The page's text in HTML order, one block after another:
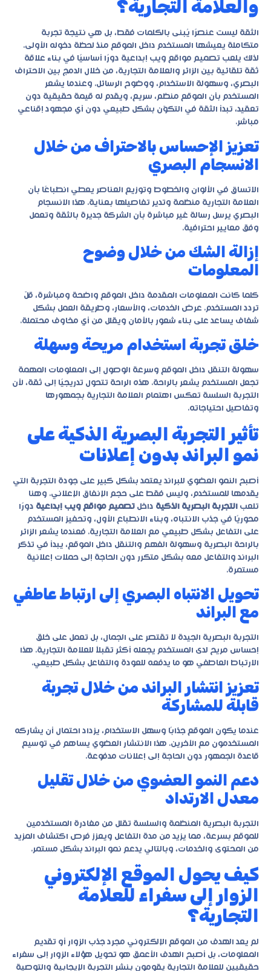
والعلامة التجارية؟
الثقة ليست عنصرًا يُبنى بالكلمات فقط، بل هي نتيجة تجربة
متكاملة يعيشها المستخدم داخل الموقع منذ لحظة دخوله الأولى.
لذلك يلعب تصميم مواقع ويب إبداعية دورًا أساسيًا في بناء علاقة
ثقة تلقائية بين الزائر والعلامة التجارية، من خلال الدمج بين الاحتراف
البصري، وسهولة الاستخدام، ووضوح الرسائل. وعندما يشعر
المستخدم بأن الموقع منظم، سريع، ويقدم له قيمة حقيقية دون
تعقيد، تبدأ الثقة في التكوّن بشكل طبيعي دون أي مجهود إقناعي
مباشر.
تعزيز الإحساس بالاحتراف من خلال
الانسجام البصري
الاتساق في الألوان والخطوط وتوزيع العناصر يعطي انطباعًا بأن
العلامة التجارية منظمة وتدير تفاصيلها بعناية. هذا الانسجام
البصري يرسل رسالة غير مباشرة بأن الشركة جديرة بالثقة وتعمل
وفق معايير احترافية.
إزالة الشك من خلال وضوح
المعلومات
كلما كانت المعلومات المقدمة داخل الموقع واضحة ومباشرة، قلّ
تردد المستخدم. عرض الخدمات، والأسعار، وطريقة العمل بشكل
شفاف يساعد على بناء شعور بالأمان ويقلل من أي مخاوف محتملة.
خلق تجربة استخدام مريحة وسهلة
سهولة التنقل داخل الموقع وسرعة الوصول إلى المعلومات المهمة
تجعل المستخدم يشعر بالراحة. هذه الراحة تتحول تدريجيًا إلى ثقة، لأن
التجربة السلسة تعكس اهتمام العلامة التجارية بجمهورها
وتفاصيل احتياجاته.
تأثير التجربة البصرية الذكية على
نمو البراند بدون إعلانات
أصبح النمو العضوي للبراند يعتمد بشكل كبير على جودة التجربة التي
يقدمها للمستخدم، وليس فقط على حجم الإنفاق الإعلاني. وهنا
تلعب التجربة البصرية الذكية داخل تصميم مواقع ويب إبداعية دورًا
محوريًا في جذب الانتباه، وبناء الانطباع الأول، وتحفيز المستخدم
على التفاعل بشكل طبيعي مع العلامة التجارية. فعندما يشعر الزائر
بالراحة البصرية وسهولة الفهم والتنقل داخل الموقع، يبدأ في تذكر
البراند والتفاعل معه بشكل متكرر دون الحاجة إلى حملات إعلانية
مستمرة.
تحويل الانتباه البصري إلى ارتباط عاطفي
مع البراند
التجربة البصرية الجيدة لا تقتصر على الجمال، بل تعمل على خلق
إحساس مريح لدى المستخدم يجعله أكثر تقبلاً للعلامة التجارية. هذا
الارتباط العاطفي هو ما يدفعه للعودة والتفاعل بشكل طبيعي.
تعزيز انتشار البراند من خلال تجربة
قابلة للمشاركة
عندما يكون الموقع جذابًا وسهل الاستخدام، يزداد احتمال أن يشاركه
المستخدمون مع الآخرين. هذا الانتشار العضوي يساهم في توسيع
قاعدة الجمهور دون الحاجة إلى إعلانات مدفوعة.
دعم النمو العضوي من خلال تقليل
معدل الارتداد
التجربة البصرية المنظمة والسلسة تقلل من مغادرة المستخدمين
للموقع بسرعة، مما يزيد من مدة التفاعل ويعزز فرص اكتشاف المزيد
من المحتوى والخدمات، وبالتالي يدعم نمو البراند بشكل مستمر.
كيف يحول الموقع الإلكتروني
الزوار إلى سفراء للعلامة
التجارية؟
لم يعد الهدف من الموقع الإلكتروني مجرد جذب الزوار أو تقديم
المعلومات، بل أصبح الهدف الأعمق هو تحويل هؤلاء الزوار إلى سفراء
حقيقيين للعلامة التجارية يقومون بنشر التجربة الإيجابية والتوصية